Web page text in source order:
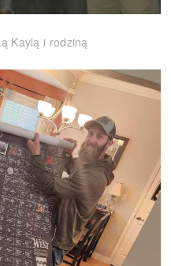
Kaylą i rodziną